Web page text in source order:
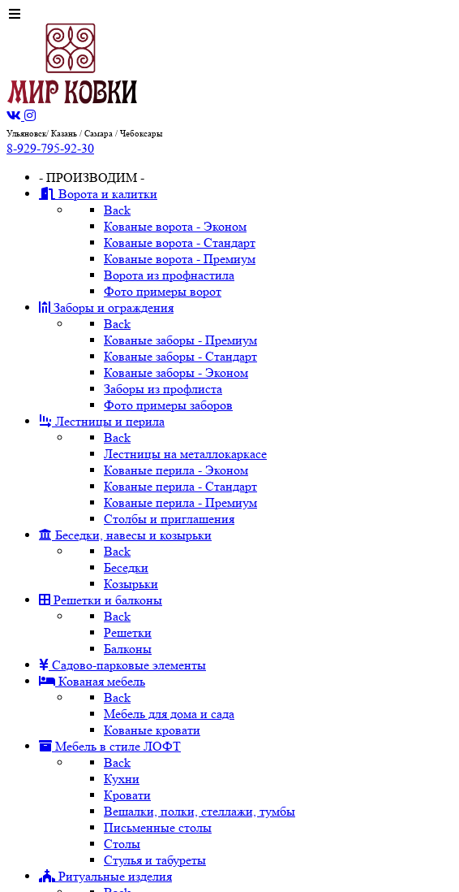
Ульяновск/ Казань / Самара / Чебоксары
8-929-795-92-30
- ПРОИЗВОДИМ -
Ворота и калитки
Back
Кованые ворота - Эконом
Кованые ворота - Стандарт
Кованые ворота - Премиум
Ворота из профнастила
Фото примеры ворот
Заборы и ограждения
Back
Кованые заборы - Премиум
Кованые заборы - Стандарт
Кованые заборы - Эконом
Заборы из профлиста
Фото примеры заборов
Лестницы и перила
Back
Лестницы на металлокаркасе
Кованые перила - Эконом
Кованые перила - Стандарт
Кованые перила - Премиум
Столбы и приглашения
Беседки, навесы и козырьки
Back
Беседки
Козырьки
Решетки и балконы
Back
Решетки
Балконы
Садово-парковые элементы
Кованая мебель
Back
Мебель для дома и сада
Кованые кровати
Мебель в стиле ЛОФТ
Back
Кухни
Кровати
Вешалки, полки, стеллажи, тумбы
Письменные столы
Столы
Стулья и табуреты
Ритуальные изделия